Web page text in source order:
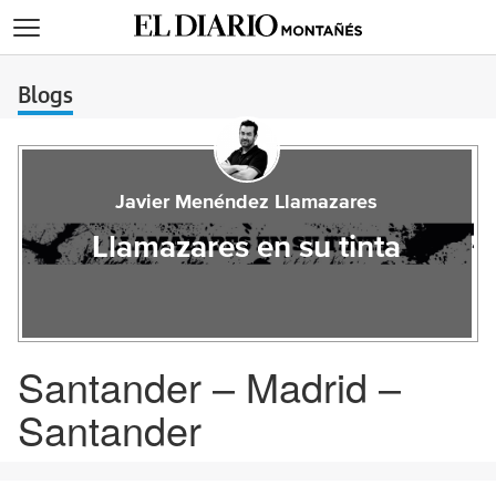
Blogs
Javier Menéndez Llamazares
Llamazares en su tinta
Santander – Madrid –
Santander